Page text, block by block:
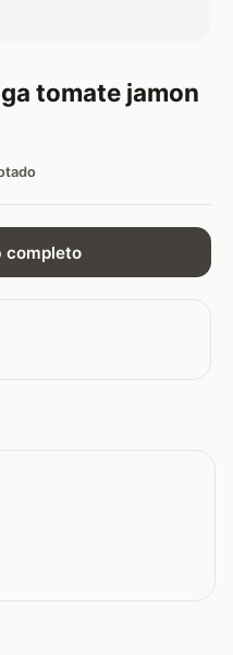
tomate jamon
completo